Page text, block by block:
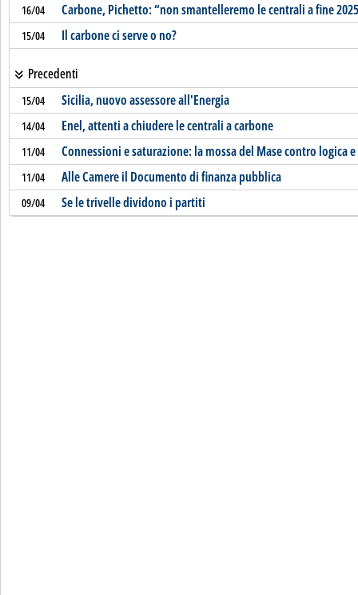
16/04 Carbone, Pichetto: “non smantelleremo le centrali a fine
15/04 Il carbone ci serve o no?
Precedenti
15/04 Sicilia, nuovo assessore all'Energia
14/04 Enel, attenti a chiudere le centrali a carbone
11/04 Connessioni e saturazione: la mossa del Mase contro logica
11/04 Alle Camere il Documento di finanza pubblica
09/04 Se le trivelle dividono i partiti